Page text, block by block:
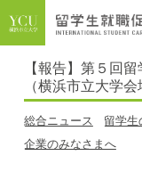
【報告】第５回
（横浜市立大学会
総合ニュース
留学生
企業のみなさまへ